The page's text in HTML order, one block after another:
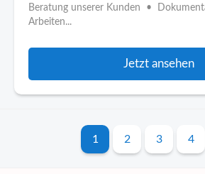
Beratung unserer Kunden •
Arbeiten...
Jetzt ansehen
1 2 3 4